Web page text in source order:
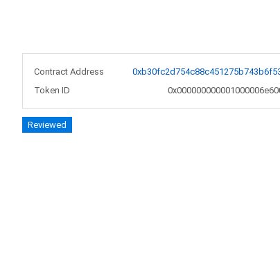
Contract Address
Token ID
Reviewed